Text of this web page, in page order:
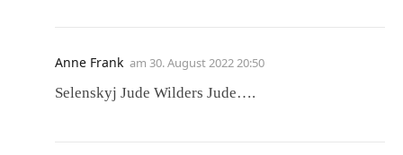
Anne Frank am 30. August 2022 20:50
Selenskyj Jude Wilders Jude….